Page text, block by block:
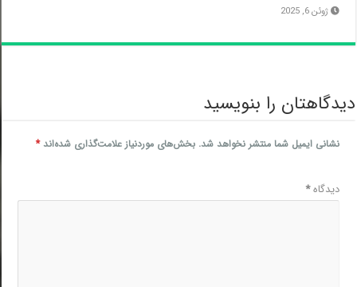
ژوئن 6, 2025
را بنویسید
نشانی ایمیل شما منتشر نخواهد شد. بخش‌های موردنیاز علامت‌گذاری شده‌اند*
دیدگاه*